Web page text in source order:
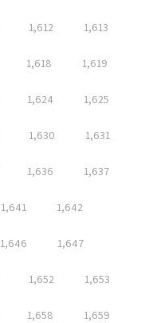
1,612 1,613
1,618 1,619
1,624 1,625
1,630 1,631
1,636 1,637
1,641 1,642
1,646 1,647
1,652 1,653
1,658 1,659